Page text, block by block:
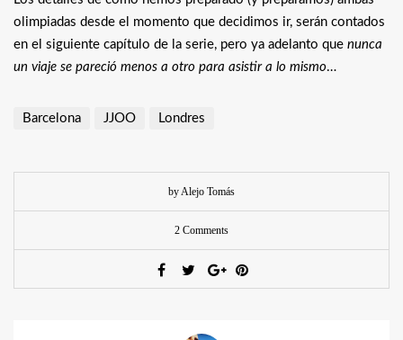
olimpiadas desde el momento que decidimos ir, serán contados
en el siguiente capítulo de la serie, pero ya adelanto que nunca
un viaje se pareció menos a otro para asistir a lo mismo…
Barcelona JJOO Londres
by Alejo Tomás
2 Comments